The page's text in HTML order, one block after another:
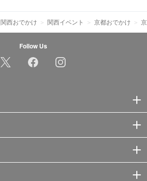
関西おでかけ 関西イベント 京都おでかけ
Follow Us